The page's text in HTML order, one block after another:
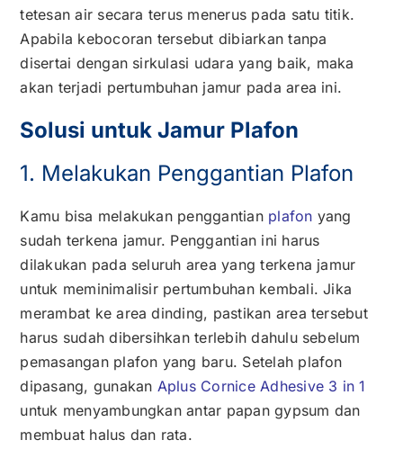
tetesan air secara terus menerus pada satu titik.
Apabila kebocoran tersebut dibiarkan tanpa
disertai dengan sirkulasi udara yang baik, maka
akan terjadi pertumbuhan jamur pada area ini.
Solusi untuk Jamur Plafon
1. Melakukan Penggantian Plafon
Kamu bisa melakukan penggantian plafon yang
sudah terkena jamur. Penggantian ini harus
dilakukan pada seluruh area yang terkena jamur
untuk meminimalisir pertumbuhan kembali. Jika
merambat ke area dinding, pastikan area tersebut
harus sudah dibersihkan terlebih dahulu sebelum
pemasangan plafon yang baru. Setelah plafon
dipasang, gunakan Aplus Cornice Adhesive 3 in 1
untuk menyambungkan antar papan gypsum dan
membuat halus dan rata.